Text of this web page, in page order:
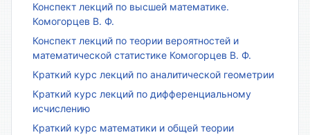
Конспект лекций по высшей математике.
Комогорцев В. Ф.
Конспект лекций по теории вероятностей и
математической статистике Комогорцев В. Ф.
Краткий курс лекций по аналитической геометрии
Краткий курс лекций по дифференциальному
исчислению
Краткий курс математики и общей теории